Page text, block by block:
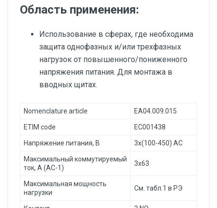
Область применения:
Использование в сферах, где необходима
защита однофазных и/или трехфазных
нагрузок от повышенного/пониженного
напряжения питания. Для монтажа в
вводных щитах.
Nomenclature article EA04.009.015
ETIM code EC001438
Напряжение питания, В 3x(100-450) AC
Максимальный коммутируемый
ток, А (AC-1)
3x63
Максимальная мощность
нагрузки
См. табл.1 в РЭ